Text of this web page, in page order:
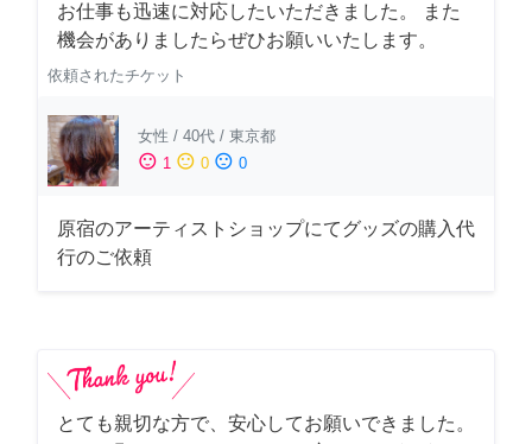
お仕事も迅速に対応したいただきました。 また
機会がありましたらぜひお願いいたします。
依頼されたチケット
女性 / 40代 / 東京都
sentiment_satisfied 1 sentiment_neutral 0 sentiment_dissatisfied 0
原宿のアーティストショップにてグッズの購入代
行のご依頼
とても親切な方で、安心してお願いできました。